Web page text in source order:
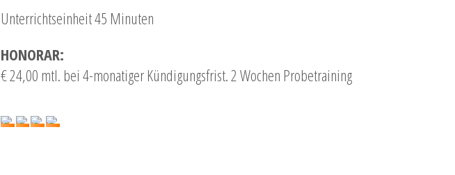
Unterrichtseinheit 45 Minuten
HONORAR:
€ 24,00 mtl. bei 4-monatiger Kündigungsfrist. 2 Wochen Probetraining